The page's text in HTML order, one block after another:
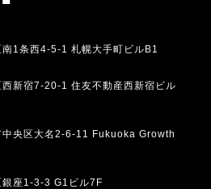
1条西4-5-1 札幌大手町ビルB1
新宿7-20-1 住友不動産西新宿ビル
央区大名2-6-11 Fukuoka Growth
座1-3-3 G1ビル7F